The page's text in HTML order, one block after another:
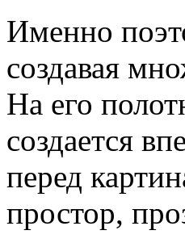
Именно
создавая
На его
создается
перед
простор,